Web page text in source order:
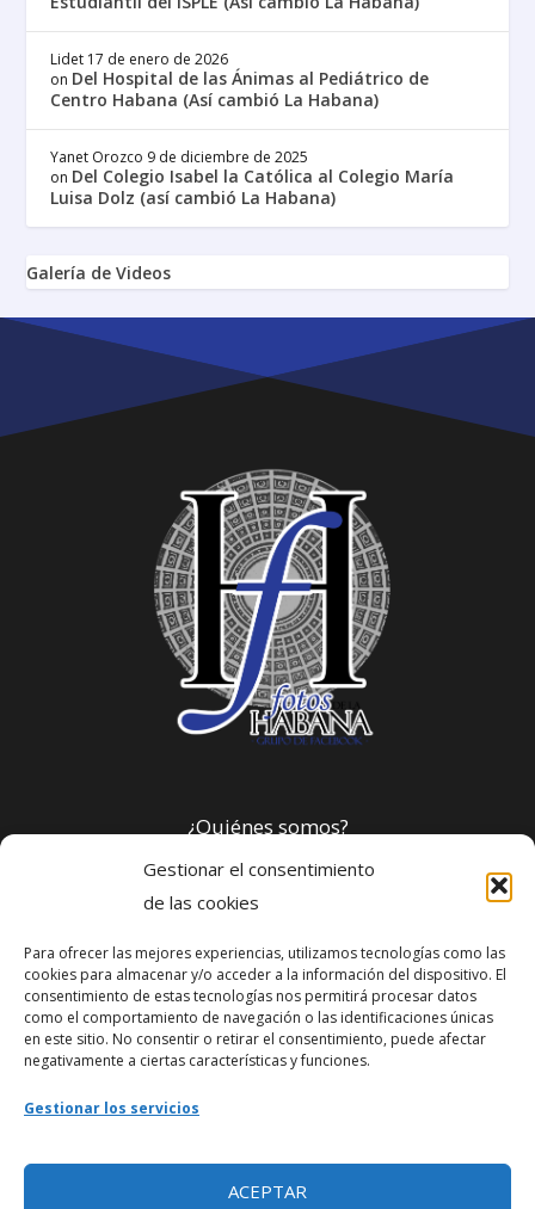
Gestionar el consentimiento
de las cookies
Para ofrecer las mejores experiencias, utilizamos tecnologías como las
cookies para almacenar y/o acceder a la información del dispositivo. El
consentimiento de estas tecnologías nos permitirá procesar datos
como el comportamiento de navegación o las identificaciones únicas
en este sitio. No consentir o retirar el consentimiento, puede afectar
negativamente a ciertas características y funciones.
Gestionar los servicios
ACEPTAR
Lidet 17 de enero de 2026
on Del Hospital de las Ánimas al Pediátrico de
Centro Habana (Así cambió La Habana)
Yanet Orozco 9 de diciembre de 2025
on Del Colegio Isabel la Católica al Colegio María
Luisa Dolz (así cambió La Habana)
Galería de Videos
¿Quiénes somos?
Política de privacidad
Webmaster
soporte@fotosdlahabana.com
Nuestro e-mail: